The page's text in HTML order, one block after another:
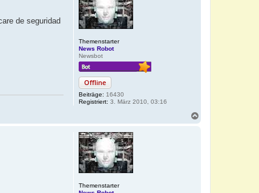
Themenstarter
News Robot
Newsbot
Offline
Beiträge: 16430
Registriert: 3. März 2010, 03:16
de seguridad
Themenstarter